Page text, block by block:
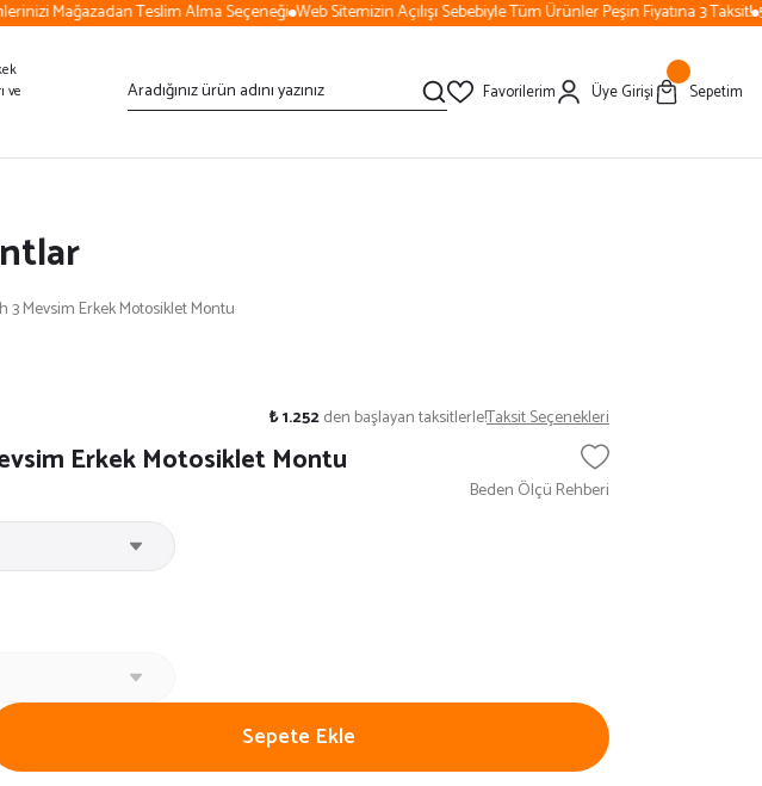
Mağazadan Teslim Alma Seçeneği Web Sitemizin Açılışı Sebebiyle Tüm Ürünler Peşin Fiyatına 3 Taksit!
Favorilerim Üye Girişi Sepetim
3 Mevsim Erkek Motosiklet Montu
Erkek Motosiklet Montu
₺ 1.252den başlayan taksitlerle!Taksit Seçenekleri
Beden Ölçü Rehberi
Sepete Ekle